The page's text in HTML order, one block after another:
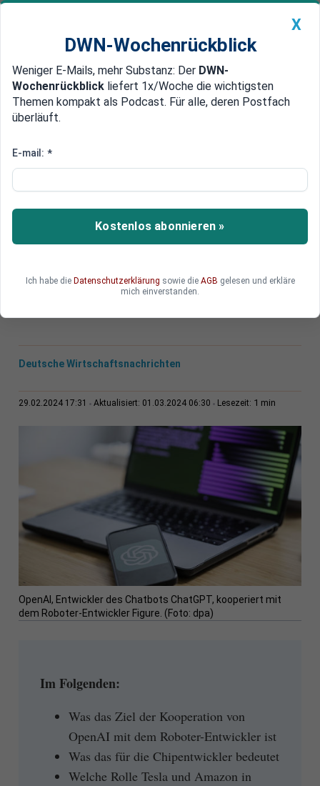
Newsticker MEIN DWN: Geldanlage Premium
Edelmetalle DWN-Magazin China
ChatGPT-Firma OpenAI
Entwickler
Die Macher des Chatbots ChatGPT wollen ihre
Software mit Künstlicher Intelligenz in
die Euphorie in der Chipbranche - Anleger von
Nvidia und Intel dürfte das freuen.
Deutsche Wirtschaftsnachrichten
29.02.2024 17:31 Aktualisiert: 01.03.2024 06:30 Lesezeit: 1 min
OpenAI, Entwickler des Chatbots ChatGPT, kooperiert mit
dem Roboter-Entwickler Figure. (Foto: dpa)
Im Folgenden:
Was das Ziel der Kooperation von
OpenAI mit dem Roboter-Entwickler ist
Was das für die Chipentwickler bedeutet
Welche Rolle Tesla und Amazon in
X
DWN-Wochenrückblick
Weniger E-Mails, mehr Substanz: Der DWN-
Wochenrückblick liefert 1x/Woche die wichtigsten
Themen kompakt als Podcast. Für alle, deren Postfach
überläuft.
E-mail: *
Kostenlos abonnieren »
Ich habe die Datenschutzerklärung sowie die AGB gelesen und erkläre
mich einverstanden.